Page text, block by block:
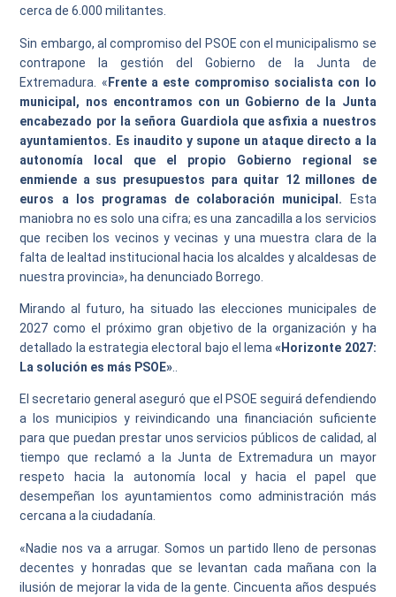
cerca de 6.000 militantes.
Sin embargo, al compromiso del PSOE con el municipalismo se
contrapone la gestión del Gobierno de la Junta de
Extremadura. « Frente a este compromiso socialista con lo
municipal, nos encontramos con un Gobierno de la Junta
encabezado por la señora Guardiola que asfixia a nuestros
ayuntamientos. Es inaudito y supone un ataque directo a la
autonomía local que el propio Gobierno regional se
enmiende a sus presupuestos para quitar 12 millones de
euros a los programas de colaboración municipal. Esta
maniobra no es solo una cifra; es una zancadilla a los servicios
que reciben los vecinos y vecinas y una muestra clara de la
falta de lealtad institucional hacia los alcaldes y alcaldesas de
nuestra provincia», ha denunciado Borrego.
Mirando al futuro, ha situado las elecciones municipales de
2027 como el próximo gran objetivo de la organización y ha
detallado la estrategia electoral bajo el lema«Horizonte 2027:
La solución es más PSOE»
El secretario general aseguró que el PSOE seguirá defendiendo
a los municipios y reivindicando una financiación suficiente
para que puedan prestar unos servicios públicos de calidad, al
tiempo que reclamó a la Junta de Extremadura un mayor
respeto hacia la autonomía local y hacia el papel que
desempeñan los ayuntamientos como administración más
cercana a la ciudadanía.
«Nadie nos va a arrugar. Somos un partido lleno de personas
decentes y honradas que se levantan cada mañana con la
ilusión de mejorar la vida de la gente. Cincuenta años después